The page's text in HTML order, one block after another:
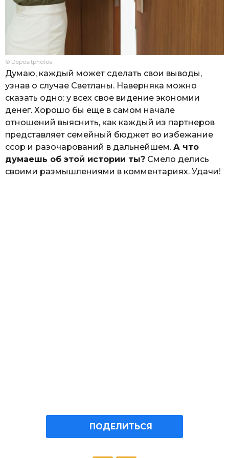
© Depositphotos
Думаю, каждый может сделать свои выводы,
узнав о случае Светланы. Наверняка можно
сказать одно: у всех свое видение экономии
денег. Хорошо бы еще в самом начале
отношений выяснить, как каждый из партнеров
представляет семейный бюджет во избежание
ссор и разочарований в дальнейшем. А что
думаешь об этой истории ты? Смело делись
своими размышлениями в комментариях. Удачи!
ПОДЕЛИТЬСЯ